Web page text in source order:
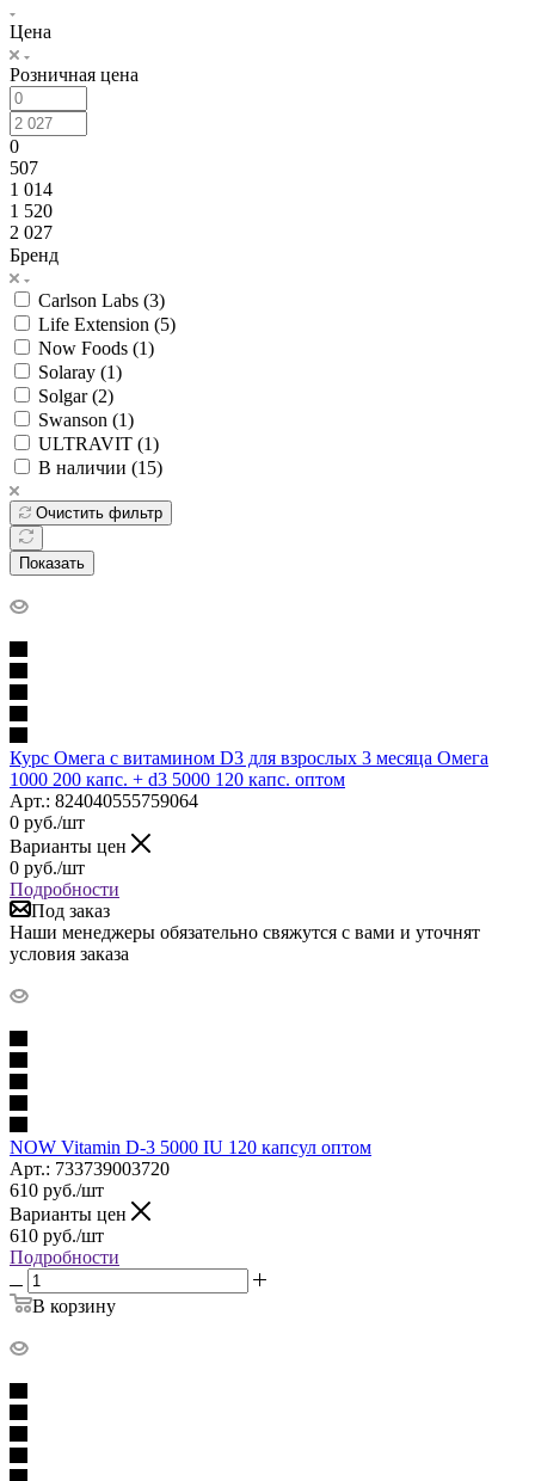
Цена
Розничная цена
0
507
1 014
1 520
2 027
Бренд
Carlson Labs (3)
Life Extension (5)
Now Foods (1)
Solaray (1)
Solgar (2)
Swanson (1)
ULTRAVIT (1)
В наличии (15)
Очистить фильтр
Показать
Курс Омега с витамином D3 для взрослых 3 месяца Омега
1000 200 капс. + d3 5000 120 капс. оптом
Арт.: 824040555759064
0 руб./шт
Варианты цен
0 руб./шт
Подробности
Под заказ
Наши менеджеры обязательно свяжутся с вами и уточнят
условия заказа
NOW Vitamin D-3 5000 IU 120 капсул оптом
Арт.: 733739003720
610 руб./шт
Варианты цен
610 руб./шт
Подробности
В корзину